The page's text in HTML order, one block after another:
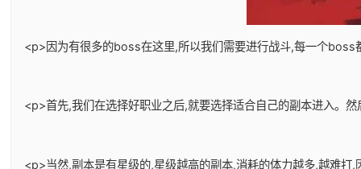
<p>因为有很多的boss在这里,所以我们需要进行战斗,每一个
<p>首先,我们在选择好职业之后,就要选择适合自己的副本进入。
<p>当然,副本是有星级的,星级越高的副本,消耗的体力越多,越难